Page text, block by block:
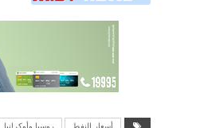
أسعار النفط روسيا وأوكرانيا